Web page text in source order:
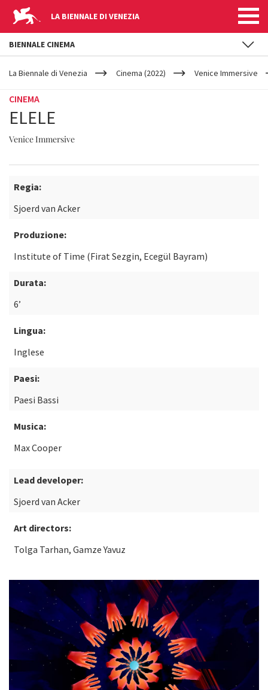
LA BIENNALE DI VENEZIA
YOUR
ARE
La Biennale di Venezia Cinema (2022) Venice Immersive
CINEMA
ELELE
Venice Immersive
Regia:
Sjoerd van Acker
Produzione:
Institute of Time (Firat Sezgin, Ecegül Bayram)
Durata:
6’
Lingua:
Inglese
Paesi:
Paesi Bassi
Musica:
Max Cooper
Lead developer:
Sjoerd van Acker
Art directors:
Tolga Tarhan, Gamze Yavuz
BIENNALE CINEMA